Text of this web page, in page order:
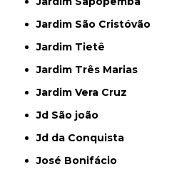
Jardim São Cristóvão
Jardim Tietê
Jardim Três Marias
Jardim Vera Cruz
Jd São joão
Jd da Conquista
José Bonifácio